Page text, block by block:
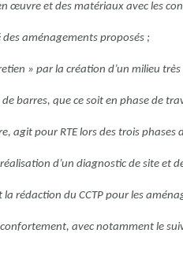
œuvre et des matériaux avec les
aménagements proposés ;
» par la création d’un milieu
barres, que ce soit en phase de
agit pour RTE lors des trois phases
d’un diagnostic de site et
rédaction du CCTP pour les
avec notamment le